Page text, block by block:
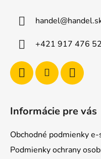
handel@
+421 917 476
Informácie pre vás
Obchodné podmienky
Podmienky ochrany